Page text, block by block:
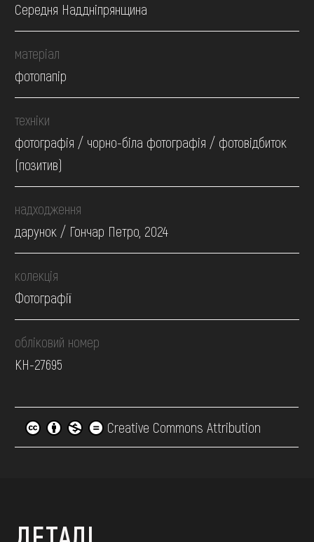
Середня Наддніпрянщина
матеріал
фотопапір
техніки
фотографія / чорно-біла фотографія / фотовідбиток
(позитив)
надходження
дарунок / Гончар Петро, 2024
колекція
Фотографії
обліковий номер
КН-27695
Creative Commons Attribution